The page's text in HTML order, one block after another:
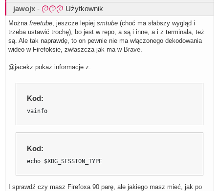
jawojx - Użytkownik
Można freetube, jeszcze lepiej smtube (choć ma słabszy wygląd i
trzeba ustawić trochę), bo jest w repo, a są i inne, a i z terminala, też
są. Ale tak naprawdę, to on pewnie nie ma włączonego dekodowania
wideo w Firefoksie, zwłaszcza jak ma w Brave.
@jacekz pokaż informacje z.
Kod:
vainfo
Kod:
echo $XDG_SESSION_TYPE
I sprawdź czy masz Firefoxa 90 parę, ale jakiego masz mieć, jak po